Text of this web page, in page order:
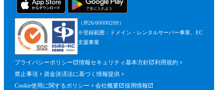
（JP26/00000209）
※登録範囲：ドメイン・レンタルサーバー事業、EC
支援事業
プライバシーポリシー 情報セキュリティ基本方針
利用規約
禁止事項
資金決済法に基づく情報提供
Cookie使用に関するポリシー
会社概要 採用情報